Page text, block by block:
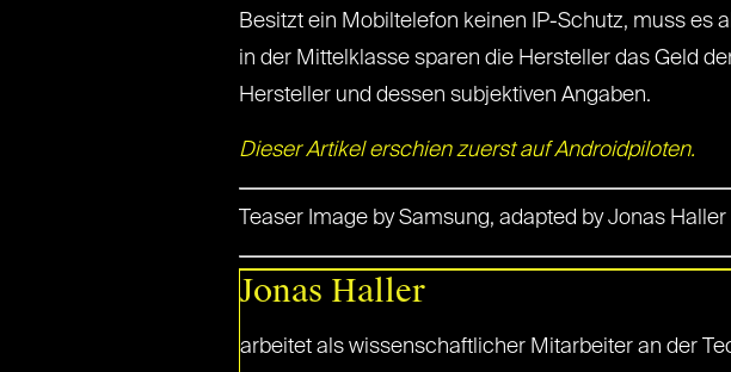
Besitzt ein Mobiltelefon keinen IP-Schutz, muss es
in der Mittelklasse sparen die Hersteller das Geld
Hersteller und dessen subjektiven Angaben.
Dieser Artikel erschien zuerst auf Androidpiloten.
Teaser Image by Samsung, adapted by Jonas Haller
Jonas Haller
arbeitet als wissenschaftlicher Mitarbeiter an der